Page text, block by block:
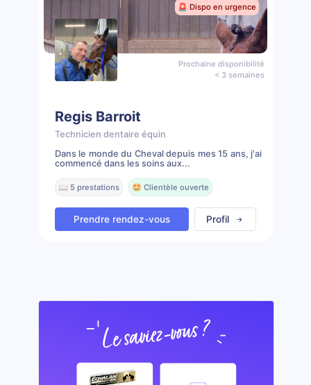
🚨 Dispo en urgence
Prochaine disponibilité
< 3 semaines
Regis Barroit
Technicien dentaire équin
Dans le monde du Cheval depuis mes 15 ans, j'ai
commencé dans les soins aux...
📖 5 prestations 🤩 Clientèle ouverte
Prendre rendez-vous Profil